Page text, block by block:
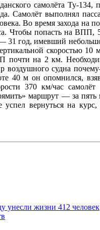
самолёта Ту-
Самолёт выполнял
Во время захода на
Чтобы попасть на ВПП,
31 год, имевший
скоростью
почти на 2 км.
воздушного судна
40 м он опомнился,
370 км/час
маршрут — за пять
вернуться на
унесли жизни 412 человек